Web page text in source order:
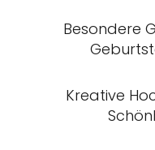
Besondere
Kreative